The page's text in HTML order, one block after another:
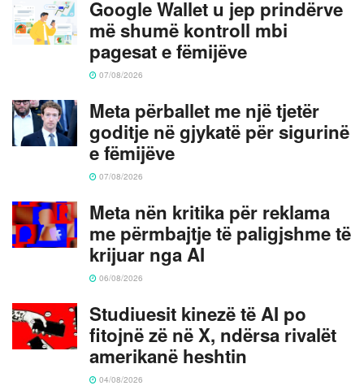
Google Wallet u jep prindërve
më shumë kontroll mbi
pagesat e fëmijëve
07/08/2026
Meta përballet me një tjetër
goditje në gjykatë për sigurinë
e fëmijëve
07/08/2026
Meta nën kritika për reklama
me përmbajtje të paligjshme të
krijuar nga AI
06/08/2026
Studiuesit kinezë të AI po
fitojnë zë në X, ndërsa rivalët
amerikanë heshtin
04/08/2026